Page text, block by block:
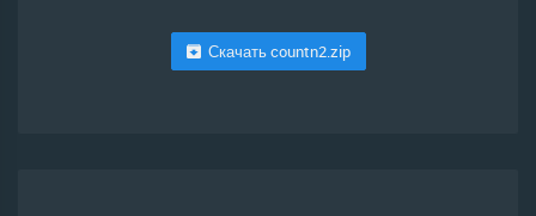
Скачать countn2.zip